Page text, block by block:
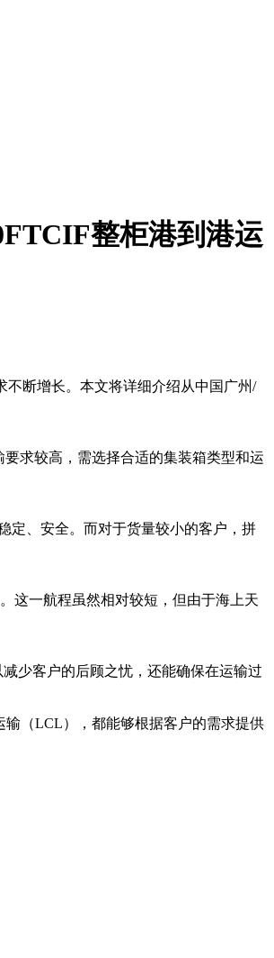
整柜港到港运
断增长。本文将详细介绍从中国广州/
求较高，需选择合适的集装箱类型和运
定、安全。而对于货量较小的客户，拼
这一航程虽然相对较短，但由于海上天
少客户的后顾之忧，还能确保在运输过
（LCL），都能够根据客户的需求提供